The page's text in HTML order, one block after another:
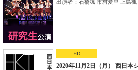
出演者：石橋颯 市村愛里 上島楓
HD
2020年11月2日（月） 西日本